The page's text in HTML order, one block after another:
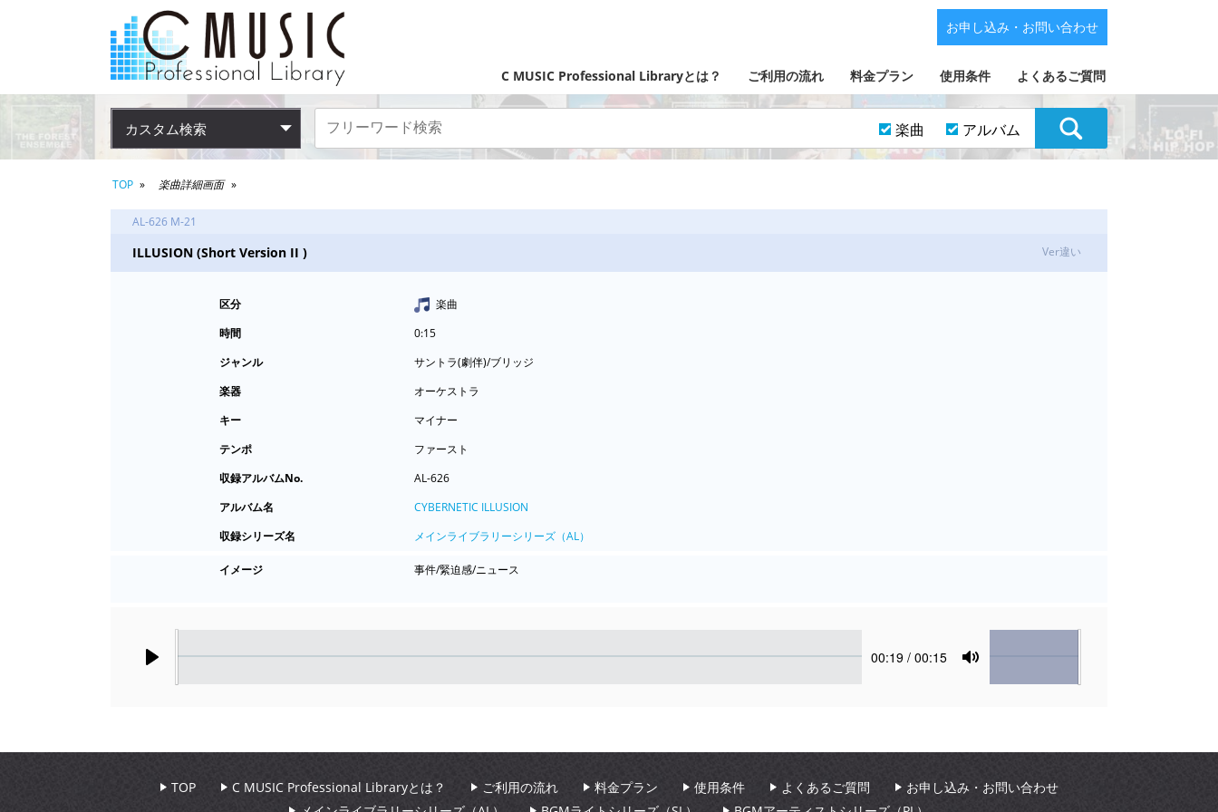
C MUSIC Professional Libraryとは？ ご利用の流れ 料金プラン 使用条件 よくあるご質問
お申し込み・お問い合わせ
カスタム検索 楽曲 アルバム
TOP 楽曲詳細画面
AL-626 M-21
ILLUSION (Short Version II ) Ver違い
区分
楽曲
時間
0:15
ジャンル
サントラ(劇伴)/ブリッジ
楽器
オーケストラ
キー
マイナー
テンポ
ファースト
収録アルバムNo.
AL-626
アルバム名
CYBERNETIC ILLUSION
収録シリーズ名
メインライブラリーシリーズ（AL）
イメージ 事件/緊迫感/ニュース
Current
00:19 / 00:15
Mute
Volume
TOP C MUSIC Professional Libraryとは？ ご利用の流れ 料金プラン 使用条件 よくあるご質問
お申し込み・お問い合わせ